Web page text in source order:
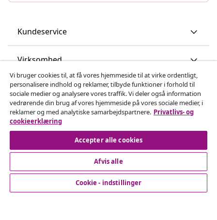
Kundeservice
Virksomhed
vidaXL
Opdag mere
© 2008-2026 www.vidaxl.dk er et website under vidaXL
Vi bruger cookies til, at få vores hjemmeside til at virke ordentligt,
personalisere indhold og reklamer, tilbyde funktioner i forhold til
sociale medier og analysere vores traffik. Vi deler også information
vedrørende din brug af vores hjemmeside på vores sociale medier, i
reklamer og med analytiske samarbejdspartnere. Privatlivs- og
cookieerklæring
Accepter alle cookies
Afvis alle
Cookie - indstillinger